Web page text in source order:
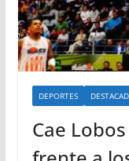
DEPORTES
Cae